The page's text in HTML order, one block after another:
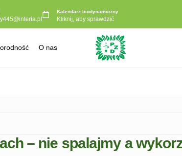
Kalendarz biodynamiczny
Kliknij, aby sprawdzić
O nas
– nie spalajmy a